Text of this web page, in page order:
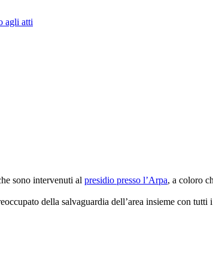
agli atti
sono intervenuti al presidio presso l’Arpa, a coloro
della salvaguardia dell’area insieme con tutti